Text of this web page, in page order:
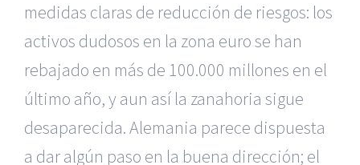
medidas claras de reducción de riesgos: los
activos dudosos en la zona euro se han
rebajado en más de 100.000 millones en el
último año, y aun así la zanahoria sigue
desaparecida. Alemania parece dispuesta
a dar algún paso en la buena dirección; el